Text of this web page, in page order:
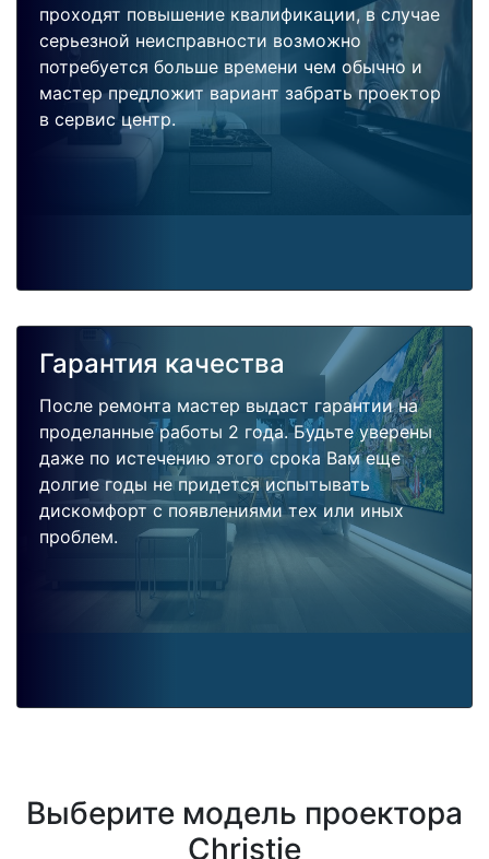
проходят повышение квалификации, в случае
серьезной неисправности возможно
потребуется больше времени чем обычно и
мастер предложит вариант забрать проектор
в сервис центр.
Гарантия качества
После ремонта мастер выдаст гарантии на
проделанные работы 2 года. Будьте уверены
даже по истечению этого срока Вам еще
долгие годы не придется испытывать
дискомфорт с появлениями тех или иных
проблем.
Выберите модель проектора
Christie